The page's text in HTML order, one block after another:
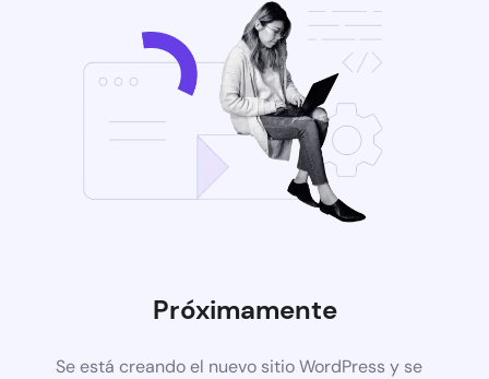
Próximamente
Se está creando el nuevo sitio WordPress y se